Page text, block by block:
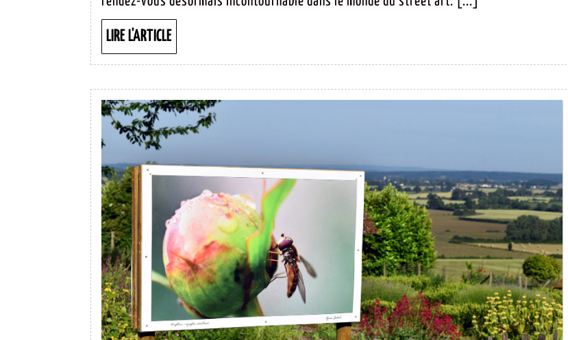
LIRE L'ARTICLELIRE
L'ARTICLE